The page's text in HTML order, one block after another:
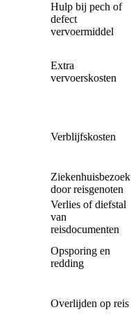
Hulp bij pech of
defect
vervoermiddel
Extra
vervoerskosten
Verblijfskosten
Ziekenhuisbezoek
door reisgenoten
Verlies of diefstal
van
reisdocumenten
Opsporing en
redding
Overlijden op reis